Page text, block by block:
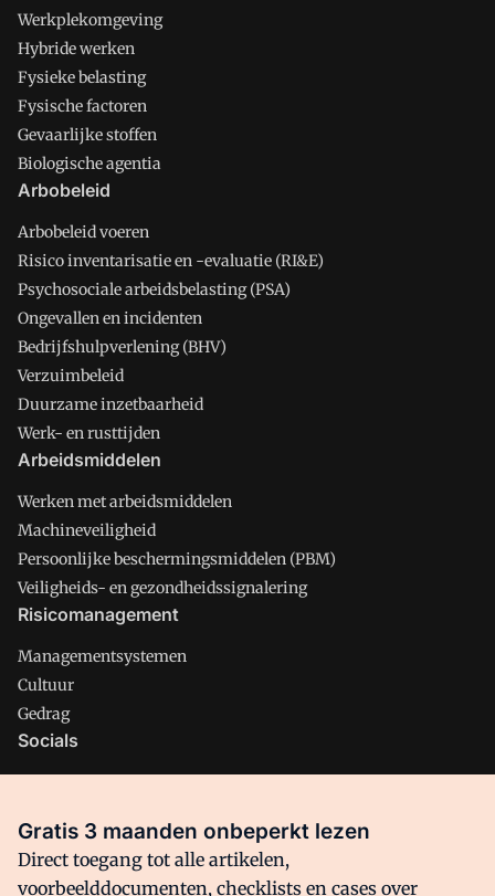
Werkplekomgeving
Hybride werken
Fysieke belasting
Fysische factoren
Gevaarlijke stoffen
Biologische agentia
Arbobeleid
Arbobeleid voeren
Risico inventarisatie en -evaluatie (RI&E)
Psychosociale arbeidsbelasting (PSA)
Ongevallen en incidenten
Bedrijfshulpverlening (BHV)
Verzuimbeleid
Duurzame inzetbaarheid
Werk- en rusttijden
Arbeidsmiddelen
Werken met arbeidsmiddelen
Machineveiligheid
Persoonlijke beschermingsmiddelen (PBM)
Veiligheids- en gezondheidssignalering
Risicomanagement
Managementsystemen
Cultuur
Gedrag
Socials
Facebook
Gratis 3 maanden onbeperkt lezen
Direct toegang tot alle artikelen,
voorbeelddocumenten, checklists en cases over